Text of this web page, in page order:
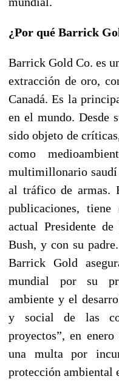
¿Por qué Barrick
Barrick Gold Co. es
extracción de oro,
Canadá. Es la
en el mundo. Desde
sido objeto de
como
multimillonario saudí
al tráfico de armas.
publicaciones, tiene
actual Presidente
Bush, y con su
Barrick Gold
mundial por su
ambiente y el
y social de las
proyectos”, en
una multa por
protección ambiental